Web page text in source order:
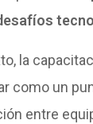
la
como un
entre